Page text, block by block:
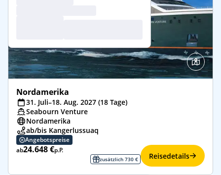
Nordamerika
31. Juli–18. Aug. 2027 (18 Tage)
Seabourn Venture
Nordamerika
ab/bis Kangerlussuaq
Angebotspreise
ab24.648 €p.P.
zusätzlich 730 € Reisedetails